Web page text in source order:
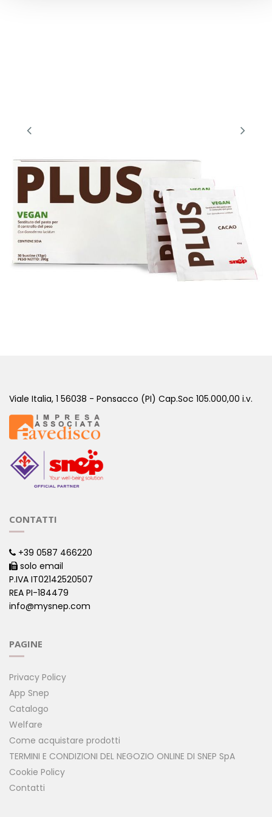
Viale Italia, 1 56038 - Ponsacco (PI) Cap.Soc 105.000,00 i.v.
CONTATTI
+39 0587 466220
solo email
P.IVA IT02142520507
REA PI-184479
info@mysnep.com
PAGINE
Privacy Policy
App Snep
Catalogo
Welfare
Come acquistare prodotti
TERMINI E CONDIZIONI DEL NEGOZIO ONLINE DI SNEP SpA
Cookie Policy
Contatti